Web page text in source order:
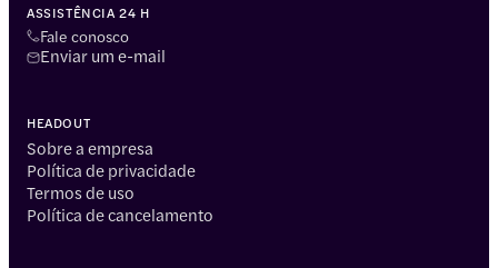
ASSISTÊNCIA 24 H
Fale conosco
Enviar um e-mail
HEADOUT
Sobre a empresa
Política de privacidade
Termos de uso
Política de cancelamento